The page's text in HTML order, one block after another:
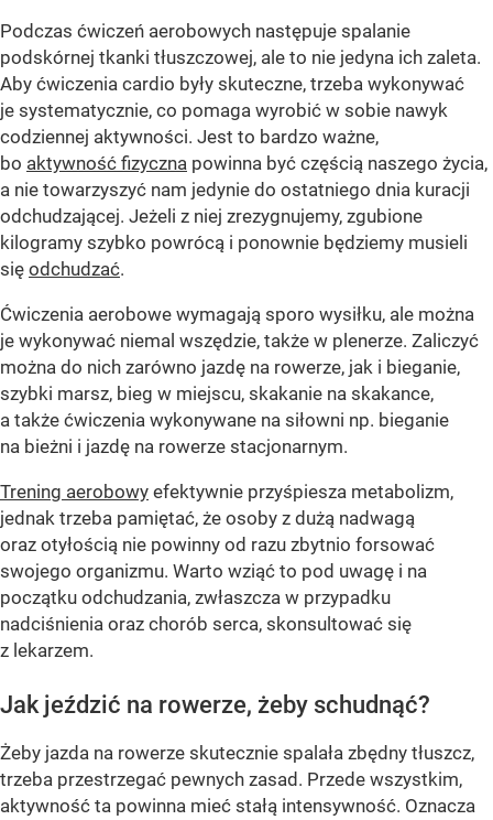
Podczas ćwiczeń aerobowych następuje spalanie
podskórnej tkanki tłuszczowej, ale to nie jedyna ich zaleta.
Aby ćwiczenia cardio były skuteczne, trzeba wykonywać
je systematycznie, co pomaga wyrobić w sobie nawyk
codziennej aktywności. Jest to bardzo ważne,
bo aktywność fizyczna powinna być częścią naszego życia,
a nie towarzyszyć nam jedynie do ostatniego dnia kuracji
odchudzającej. Jeżeli z niej zrezygnujemy, zgubione
kilogramy szybko powrócą i ponownie będziemy musieli
się odchudzać.
Ćwiczenia aerobowe wymagają sporo wysiłku, ale można
je wykonywać niemal wszędzie, także w plenerze. Zaliczyć
można do nich zarówno jazdę na rowerze, jak i bieganie,
szybki marsz, bieg w miejscu, skakanie na skakance,
a także ćwiczenia wykonywane na siłowni np. bieganie
na bieżni i jazdę na rowerze stacjonarnym.
Trening aerobowy efektywnie przyśpiesza metabolizm,
jednak trzeba pamiętać, że osoby z dużą nadwagą
oraz otyłością nie powinny od razu zbytnio forsować
swojego organizmu. Warto wziąć to pod uwagę i na
początku odchudzania, zwłaszcza w przypadku
nadciśnienia oraz chorób serca, skonsultować się
z lekarzem.
Jak jeździć na rowerze, żeby schudnąć?
Żeby jazda na rowerze skutecznie spalała zbędny tłuszcz,
trzeba przestrzegać pewnych zasad. Przede wszystkim,
aktywność ta powinna mieć stałą intensywność. Oznacza